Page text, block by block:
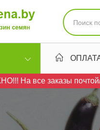
На все заказы почтой/